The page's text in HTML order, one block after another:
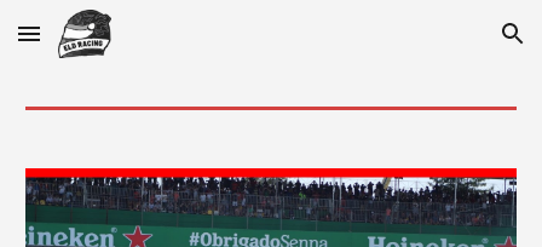
Skip to main content Skip to navigation